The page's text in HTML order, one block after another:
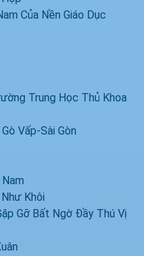
Của Nền Giáo Dục
Trung Học Thủ Khoa
Vấp-Sài Gòn
Khôi
Gỡ Bất Ngờ Đầy Thú Vị